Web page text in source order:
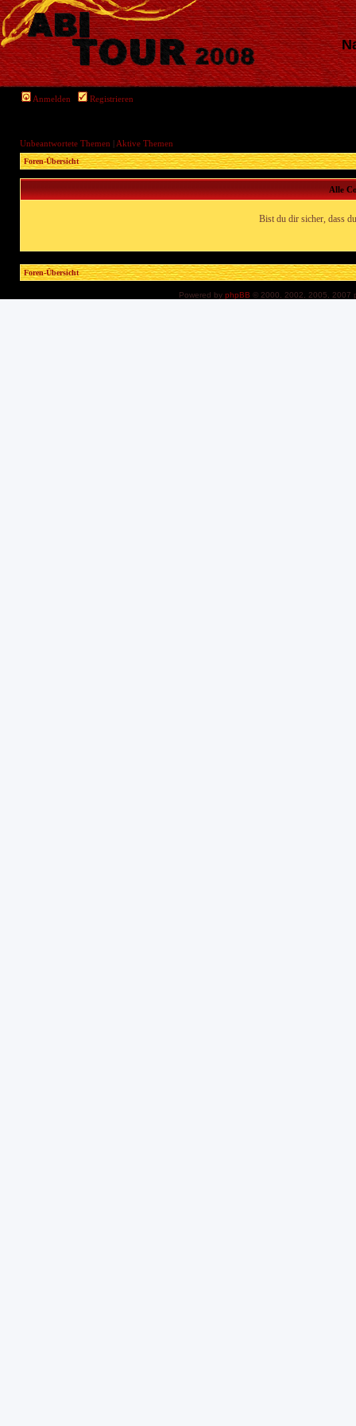
Anmelden Registrieren
Unbeantwortete Themen | Aktive Themen
Foren-Übersicht
Alle
Bist du dir sicher, dass
Foren-Übersicht
Powered by phpBB © 2000, 2002, 2005, 2007